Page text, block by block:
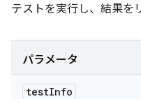
テストを実行し、結果を
パラメータ
testInfo